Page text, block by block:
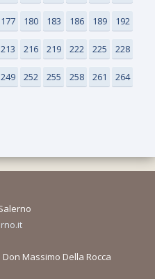
177 180 183 186 189 192
213 216 219 222 225 228
249 252 255 258 261 264
Massimo Della Rocca